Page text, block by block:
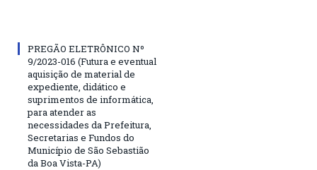
PREGÃO ELETRÔNICO Nº
9/2023-016 (Futura e eventual
aquisição de material de
expediente, didático e
suprimentos de informática,
para atender as
necessidades da Prefeitura,
Secretarias e Fundos do
Município de São Sebastião
da Boa Vista-PA)